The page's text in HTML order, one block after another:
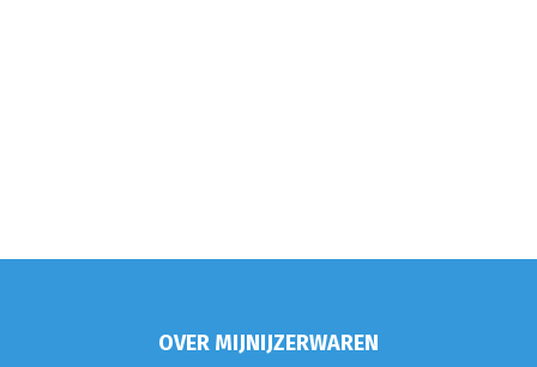
OVER MIJNIJZERWAREN